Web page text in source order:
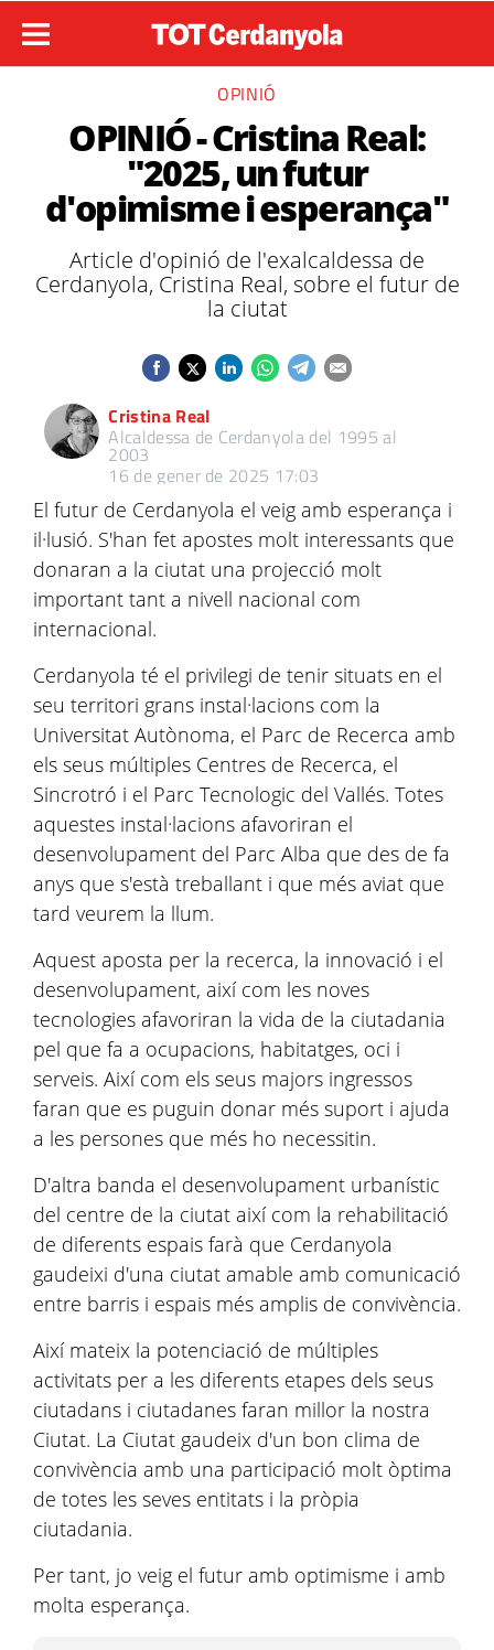
OPINIÓ
OPINIÓ - Cristina Real:
"2025, un futur
d'opimisme i esperança"
Article d'opinió de l'exalcaldessa de
Cerdanyola, Cristina Real, sobre el futur de
la ciutat
Cristina Real
Alcaldessa de Cerdanyola del 1995 al
2003
16 de gener de 2025 17:03
El futur de Cerdanyola el veig amb esperança i
il·lusió. S'han fet apostes molt interessants que
donaran a la ciutat una projecció molt
important tant a nivell nacional com
internacional.
Cerdanyola té el privilegi de tenir situats en el
seu territori grans instal·lacions com la
Universitat Autònoma, el Parc de Recerca amb
els seus múltiples Centres de Recerca, el
Sincrotró i el Parc Tecnologic del Vallés. Totes
aquestes instal·lacions afavoriran el
desenvolupament del Parc Alba que des de fa
anys que s'està treballant i que més aviat que
tard veurem la llum.
Aquest aposta per la recerca, la innovació i el
desenvolupament, així com les noves
tecnologies afavoriran la vida de la ciutadania
pel que fa a ocupacions, habitatges, oci i
serveis. Així com els seus majors ingressos
faran que es puguin donar més suport i ajuda
a les persones que més ho necessitin.
D'altra banda el desenvolupament urbanístic
del centre de la ciutat així com la rehabilitació
de diferents espais farà que Cerdanyola
gaudeixi d'una ciutat amable amb comunicació
entre barris i espais més amplis de convivència.
Així mateix la potenciació de múltiples
activitats per a les diferents etapes dels seus
ciutadans i ciutadanes faran millor la nostra
Ciutat. La Ciutat gaudeix d'un bon clima de
convivència amb una participació molt òptima
de totes les seves entitats i la pròpia
ciutadania.
Per tant, jo veig el futur amb optimisme i amb
molta esperança.